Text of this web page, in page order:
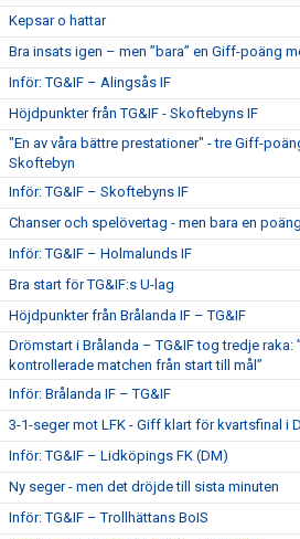
Kepsar o hattar
Bra insats igen – men ”bara” en Giff-poäng
Inför: TG&IF – Alingsås IF
Höjdpunkter från TG&IF - Skoftebyns IF
"En av våra bättre prestationer" - tre Giff-
Skoftebyn
Inför: TG&IF – Skoftebyns IF
Chanser och spelövertag - men bara en poäng
Inför: TG&IF – Holmalunds IF
Bra start för TG&IF:s U-lag
Höjdpunkter från Brålanda IF – TG&IF
Drömstart i Brålanda – TG&IF tog tredje raka:
kontrollerade matchen från start till mål”
Inför: Brålanda IF – TG&IF
3-1-seger mot LFK - Giff klart för kvartsfinal i
Inför: TG&IF – Lidköpings FK (DM)
Ny seger - men det dröjde till sista minuten
Inför: TG&IF – Trollhättans BoIS